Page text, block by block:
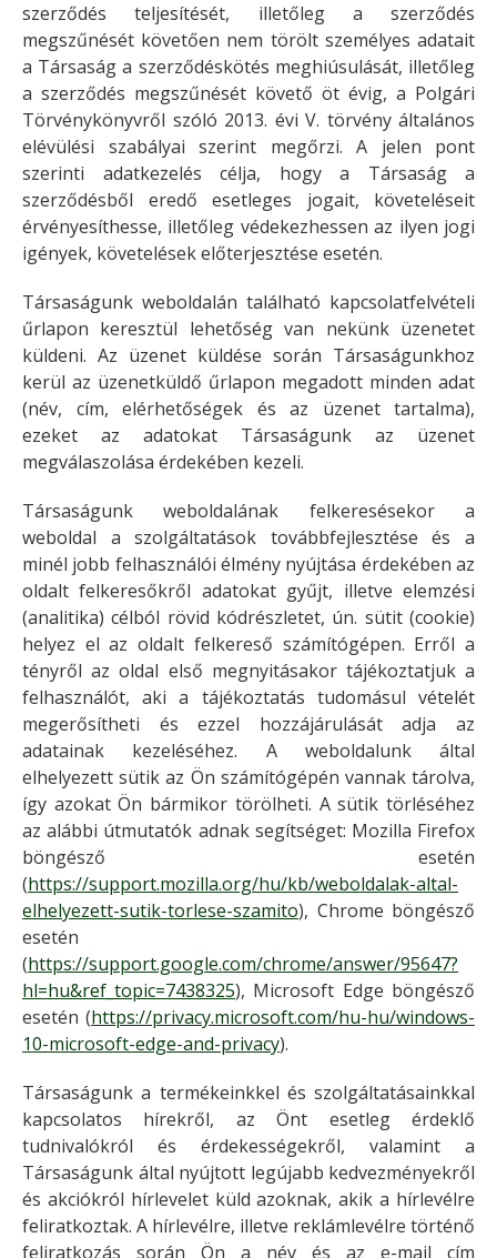
szerződés teljesítését, illetőleg a szerződés
megszűnését követően nem törölt személyes adatait
a Társaság a szerződéskötés meghiúsulását, illetőleg
a szerződés megszűnését követő öt évig, a Polgári
Törvénykönyvről szóló 2013. évi V. törvény általános
elévülési szabályai szerint megőrzi. A jelen pont
szerinti adatkezelés célja, hogy a Társaság a
szerződésből eredő esetleges jogait, követeléseit
érvényesíthesse, illetőleg védekezhessen az ilyen jogi
igények, követelések előterjesztése esetén.
Társaságunk weboldalán található kapcsolatfelvételi
űrlapon keresztül lehetőség van nekünk üzenetet
küldeni. Az üzenet küldése során Társaságunkhoz
kerül az üzenetküldő űrlapon megadott minden adat
(név, cím, elérhetőségek és az üzenet tartalma),
ezeket az adatokat Társaságunk az üzenet
megválaszolása érdekében kezeli.
Társaságunk weboldalának felkeresésekor a
weboldal a szolgáltatások továbbfejlesztése és a
minél jobb felhasználói élmény nyújtása érdekében az
oldalt felkeresőkről adatokat gyűjt, illetve elemzési
(analitika) célból rövid kódrészletet, ún. sütit (cookie)
helyez el az oldalt felkereső számítógépen. Erről a
tényről az oldal első megnyitásakor tájékoztatjuk a
felhasználót, aki a tájékoztatás tudomásul vételét
megerősítheti és ezzel hozzájárulását adja az
adatainak kezeléséhez. A weboldalunk által
elhelyezett sütik az Ön számítógépén vannak tárolva,
így azokat Ön bármikor törölheti. A sütik törléséhez
az alábbi útmutatók adnak segítséget: Mozilla Firefox
böngésző esetén
(https://support.mozilla.org/hu/kb/weboldalak-altal-
elhelyezett-sutik-torlese-szamito), Chrome böngésző
esetén
(https://support.google.com/chrome/answer/95647?
hl=hu&ref_topic=7438325), Microsoft Edge böngésző
esetén (https://privacy.microsoft.com/hu-hu/windows-
10-microsoft-edge-and-privacy).
Társaságunk a termékeinkkel és szolgáltatásainkkal
kapcsolatos hírekről, az Önt esetleg érdeklő
tudnivalókról és érdekességekről, valamint a
Társaságunk által nyújtott legújabb kedvezményekről
és akciókról hírlevelet küld azoknak, akik a hírlevélre
feliratkoztak. A hírlevélre, illetve reklámlevélre történő
feliratkozás során Ön a név és az e-mail cím